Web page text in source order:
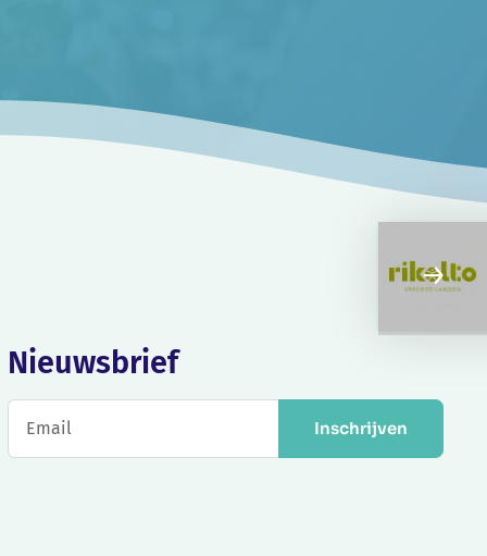
Nieuwsbrief
Inschrijven